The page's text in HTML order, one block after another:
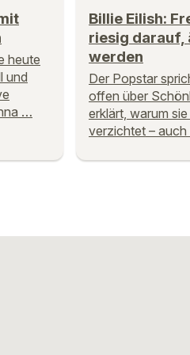
heute
und
…
Billie Eilish:
riesig darauf,
werden
Der Popstar
offen über
erklärt, warum
verzichtet –